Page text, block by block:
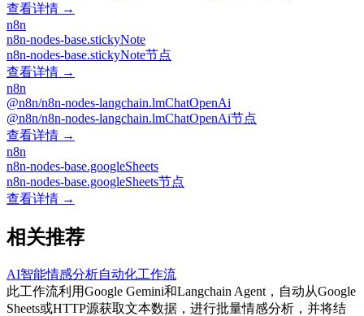
查看详情 →
n8n
n8n-nodes-base.stickyNote
n8n-nodes-base.stickyNote节点
查看详情 →
n8n
@n8n/n8n-nodes-langchain.lmChatOpenAi
@n8n/n8n-nodes-langchain.lmChatOpenAi节点
查看详情 →
n8n
n8n-nodes-base.googleSheets
n8n-nodes-base.googleSheets节点
查看详情 →
相关推荐
AI智能情感分析自动化工作流
此工作流利用Google Gemini和Langchain Agent，自动从Google
Sheets或HTTP源获取文本数据，进行批量情感分析，并将结